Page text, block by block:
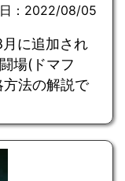
：2022/08/05
に追加され
場(ドマフ
方法の解説で